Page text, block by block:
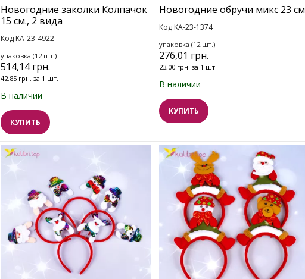
Новогодние заколки Колпачок
15 см., 2 вида
Код KA-23-4922
упаковка (12 шт.)
514,14 грн.
42,85 грн. за 1 шт.
В наличии
КУПИТЬ
Новогодние обручи микс 23 см
Код KA-23-1374
упаковка (12 шт.)
276,01 грн.
23,00 грн. за 1 шт.
В наличии
КУПИТЬ